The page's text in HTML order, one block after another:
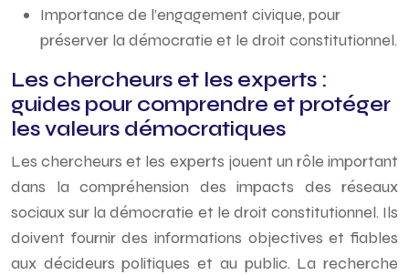
Importance de l’engagement civique, pour
préserver la démocratie et le droit constitutionnel.
Les chercheurs et les experts :
guides pour comprendre et protéger
les valeurs démocratiques
Les chercheurs et les experts jouent un rôle important
dans la compréhension des impacts des réseaux
sociaux sur la démocratie et le droit constitutionnel. Ils
doivent fournir des informations objectives et fiables
aux décideurs politiques et au public. La recherche